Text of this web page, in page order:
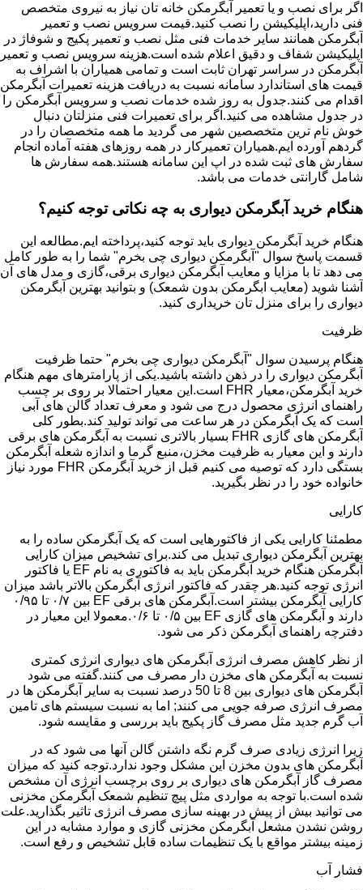
اگر برای نصب و یا تعمیر آبگرمکن خانه تان نیاز به نیروی متخصص
فنی دارید،اپلیکیشن را نصب کنید.قیمت سرویس نصب و تعمیر
آبگرمکن همانند سایر خدمات فنی مثل نصب و تعمیر پکیج و شوفاژ در
اپلیکیشن شفاف و دقیق اعلام شده است.هزینه سرویس نصب و تعمیر
آبگرمکن در سراسر تهران ثابت است و تمامی همیاران با اشراف به
قیمت های استاندارد سامانه نسبت به دریافت هزینه تعمیرات آبگرمکن
اقدام می کنند.جدول به روز شده خدمات نصب و سرویس آبگرمکن را
در جدول مشاهده می کنید.اگر برای تعمیرات فنی منزلتان دنبال
خوش نام ترین متخصصین شهر می گردید ما همه متخصصان را در
گردهم آورده ایم.همیاران تعمیرکار در همه روزهای هفته آماده انجام
سفارش های ثبت شده در اپ این سامانه هستند.همه سفارش ها
شامل گارانتی خدمات می باشد.
هنگام خرید آبگرمکن دیواری به چه نکاتی توجه کنیم؟
هنگام خرید آبگرمکن دیواری باید توجه کنید،پرداخته ایم.مطالعه این
قسمت پاسخ سوال "آبگرمکن دیواری چی بخرم" شما را به طور کامل
می دهد تا با مزایا و معایب آبگرمکن دیواری برقی،گازی و مدل های آن
آشنا شوید (معایب ابگرمکن بدون شمعک) و بتوانید بهترین آبگرمکن
دیواری را برای منزل تان خریداری کنید.
ظرفیت
هنگام پرسیدن سوال "آبگرمکن دیواری چی بخرم" حتما ظرفیت
آبگرمکن دیواری را در ذهن داشته باشید.یکی از پارامترهای مهم هنگام
خرید آبگرمکن،معیار FHR است.این معیار احتمالا بر روی بر چسب
راهنمای انرژی محصول درج می شود و معرف تعداد گالن های آبی
است که یک آبگرمکن در هر ساعت می تواند تولید کند.بطور کلی
آبگرمکن های گازی FHR بسیار بالاتری نسبت به آبگرمکن های برقی
دارند و این معیار به ظرفیت مخزن،منبع گرما و اندازه شعله آبگرمکن
بستگی دارد که توصیه می کنیم قبل از خرید آبگرمکن FHR مورد نیاز
خانواده خود را در نظر بگیرید.
کارایی
مطمئنا کارایی یکی از فاکتورهایی است که یک آبگرمکن ساده را به
بهترین آبگرمکن دیواری تبدیل می کند.برای تشخیص میزان کارایی
آبگرمکن هنگام خرید آبگرمکن باید به فاکتوری به نام EF یا فاکتور
انرژی توجه کنید.هر چقدر که فاکتور انرژی آبگرمکن بالاتر باشد میزان
کارایی آبگرمکن بیشتر است.آبگرمکن های برقی EF بین ۰/۷ تا ۰/۹۵
دارند و آبگرمکن های گازی EF بین ۰/۵ تا ۰/۶.معمولا این معیار در
دفترچه راهنمای آبگرمکن ذکر می شود.
از نظر کاهش مصرف انرژی آبگرمکن های دیواری انرژی کمتری
نسبت به آبگرمکن های مخزن دار مصرف می کنند.گفته می شود
آبگرمکن های دیواری بین 8 تا 50 درصد نسبت به سایر آبگرمکن ها در
مصرف انرژی صرفه جویی می کنند; اما به نسبت سیستم های تامین
آب گرم جدید مثل مصرف گاز پکیج باید بررسی و مقایسه شود.
زیرا انرژی زیادی صرف گرم نگه داشتن گالن آنها می شود که در
آبگرمکن های بدون مخزن این مشکل وجود ندارد.توجه کنید که میزان
مصرف گاز آبگرمکن های دیواری بر روی برچسب انرژی آن مشخص
شده است.با توجه به مواردی مثل پیچ تنظیم شمعک آبگرمکن مخزنی
می توانید بیش از پیش در بهینه سازی مصرف انرژی تاثیر بگذارید.علت
روشن نشدن مشعل آبگرمکن مخزنی گازی و موارد مشابه در این
زمینه بیشتر مواقع با یک تنظیمات ساده قابل تشخیص و رفع است.
فشار آب